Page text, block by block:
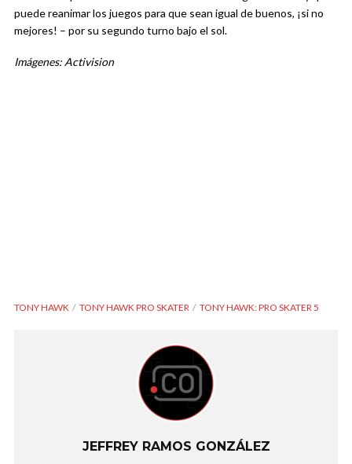
puede reanimar los juegos para que sean igual de buenos, ¡si no
mejores! – por su segundo turno bajo el sol.
Imágenes: Activision
TONY HAWK TONY HAWK PRO SKATER TONY HAWK: PRO SKATER 5
JEFFREY RAMOS GONZÁLEZ